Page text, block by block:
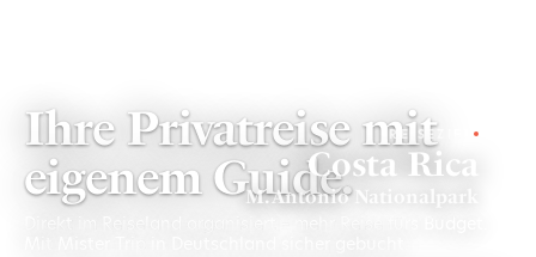
REISEZIEL
Costa Rica
M. Antonio Nationalpark
Ihre Privatreise mit
eigenem Guide.